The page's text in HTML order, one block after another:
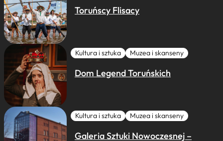
Toruńscy Flisacy
Kultura i sztuka Muzea i skanseny
Dom Legend Toruńskich
Kultura i sztuka Muzea i skanseny
Galeria Sztuki Nowoczesnej –